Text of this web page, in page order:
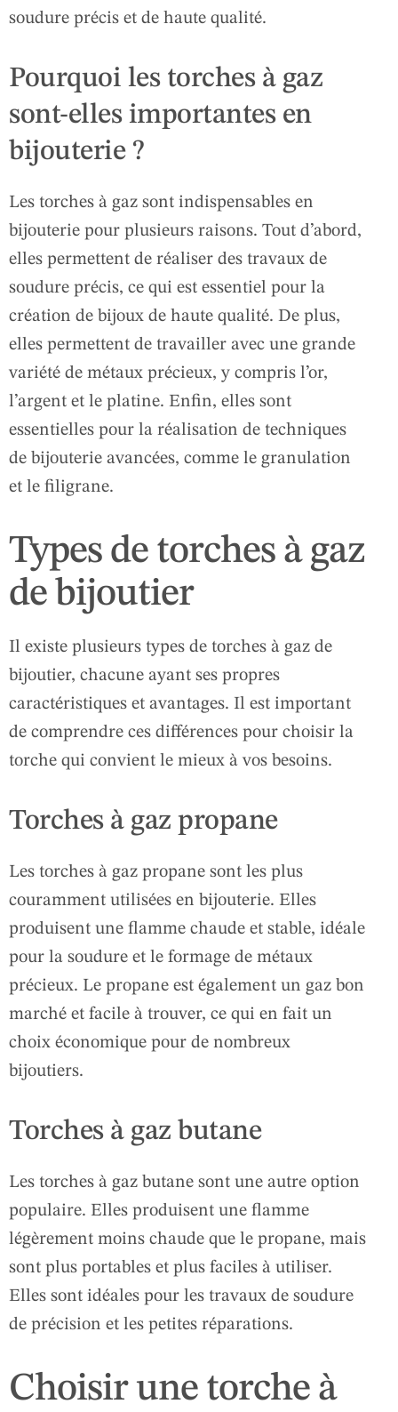
soudure précis et de haute qualité.
Pourquoi les torches à gaz
sont-elles importantes en
bijouterie ?
Les torches à gaz sont indispensables en
bijouterie pour plusieurs raisons. Tout d’abord,
elles permettent de réaliser des travaux de
soudure précis, ce qui est essentiel pour la
création de bijoux de haute qualité. De plus,
elles permettent de travailler avec une grande
variété de métaux précieux, y compris l’or,
l’argent et le platine. Enfin, elles sont
essentielles pour la réalisation de techniques
de bijouterie avancées, comme le granulation
et le filigrane.
Types de torches à gaz
de bijoutier
Il existe plusieurs types de torches à gaz de
bijoutier, chacune ayant ses propres
caractéristiques et avantages. Il est important
de comprendre ces différences pour choisir la
torche qui convient le mieux à vos besoins.
Torches à gaz propane
Les torches à gaz propane sont les plus
couramment utilisées en bijouterie. Elles
produisent une flamme chaude et stable, idéale
pour la soudure et le formage de métaux
précieux. Le propane est également un gaz bon
marché et facile à trouver, ce qui en fait un
choix économique pour de nombreux
bijoutiers.
Torches à gaz butane
Les torches à gaz butane sont une autre option
populaire. Elles produisent une flamme
légèrement moins chaude que le propane, mais
sont plus portables et plus faciles à utiliser.
Elles sont idéales pour les travaux de soudure
de précision et les petites réparations.
Choisir une torche à